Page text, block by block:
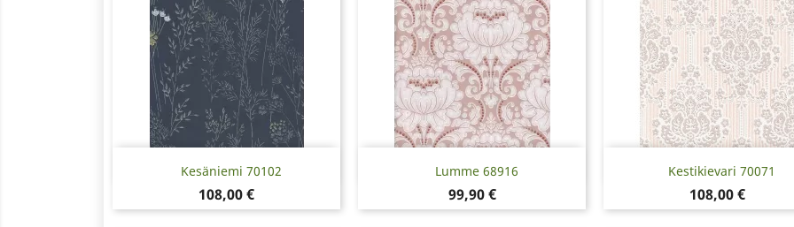
Kesäniemi 70102
Hinta
108,00 €
Pikakatselu Lumme 68916
Hinta
99,90 €
 Pikakatselu Kestikievari 70071
Hinta
108,00 €
Pikakatselu